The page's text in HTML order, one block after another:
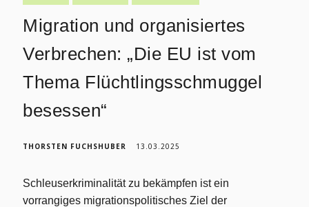
Migration und organisiertes
Verbrechen: „Die EU ist vom
Thema Flüchtlingsschmuggel
besessen“
THORSTEN FUCHSHUBER 13.03.2025
Schleuserkriminalität zu bekämpfen ist ein
vorrangiges migrationspolitisches Ziel der